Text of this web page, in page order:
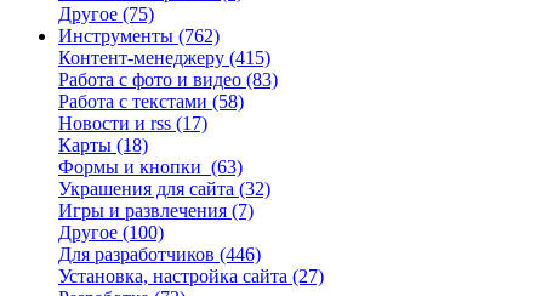
Другое (75)
Инструменты (762)
Контент-менеджеру (415)
Работа с фото и видео (83)
Работа с текстами (58)
Новости и rss (17)
Карты (18)
Формы и кнопки (63)
Украшения для сайта (32)
Игры и развлечения (7)
Другое (100)
Для разработчиков (446)
Установка, настройка сайта (27)